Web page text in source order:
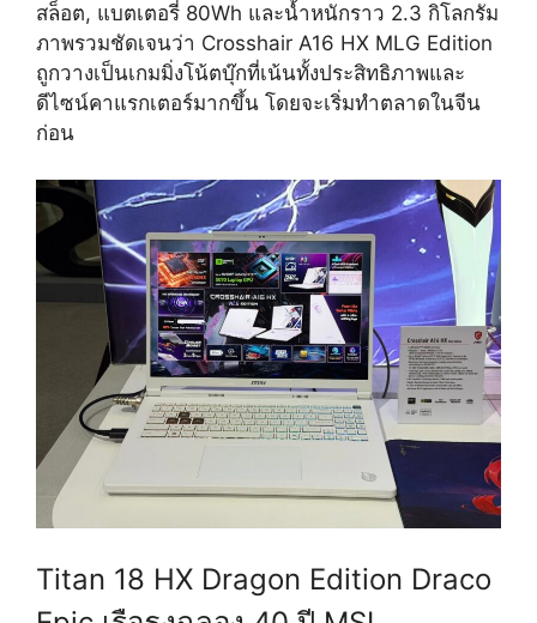
สล็อต, แบตเตอรี่ 80Wh และน้ำหนักราว 2.3 กิโลกรัม
ภาพรวมชัดเจนว่า Crosshair A16 HX MLG Edition
ถูกวางเป็นเกมมิ่งโน้ตบุ๊กที่เน้นทั้งประสิทธิภาพและ
ดีไซน์คาแรกเตอร์มากขึ้น โดยจะเริ่มทำตลาดในจีน
ก่อน
Titan 18 HX Dragon Edition Draco